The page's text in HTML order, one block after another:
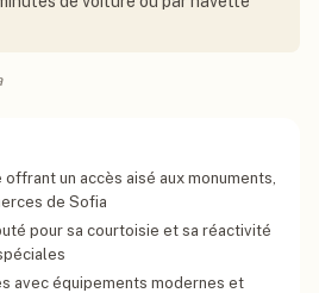
un accès aisé aux monuments,
de Sofia
pour sa courtoisie et sa réactivité
avec équipements modernes et